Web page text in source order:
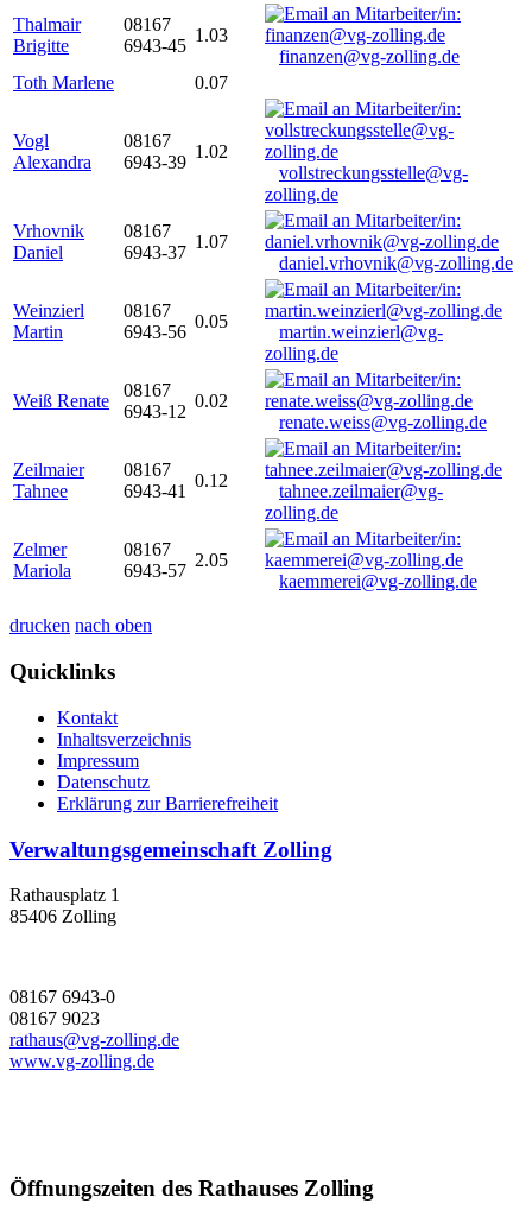
Thalmair
Brigitte
08167
6943-45
1.03
finanzen@vg-zolling.de
Toth Marlene
0.07
Vogl
Alexandra
08167
6943-39
1.02
vollstreckungsstelle@vg-
zolling.de
Vrhovnik
Daniel
08167
6943-37
1.07
daniel.vrhovnik@vg-zolling.de
Weinzierl
Martin
08167
6943-56
0.05
martin.weinzierl@vg-
zolling.de
Weiß Renate
08167
6943-12
0.02
renate.weiss@vg-zolling.de
Zeilmaier
Tahnee
08167
6943-41
0.12
tahnee.zeilmaier@vg-
zolling.de
Zelmer
Mariola
08167
6943-57
2.05
kaemmerei@vg-zolling.de
drucken nach oben
Quicklinks
Kontakt
Inhaltsverzeichnis
Impressum
Datenschutz
Erklärung zur Barrierefreiheit
Verwaltungsgemeinschaft Zolling
Rathausplatz 1
85406 Zolling
08167 6943-0
08167 9023
rathaus@vg-zolling.de
www.vg-zolling.de
Öffnungszeiten des Rathauses Zolling